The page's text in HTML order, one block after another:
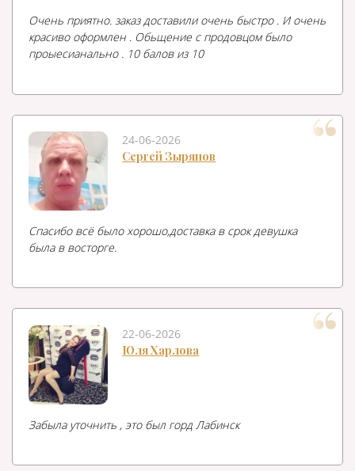
Очень приятно. заказ доставили очень быстро . И очень
красиво оформлен . Обьщение с продовцом было
проыесианально . 10 балов из 10
24-06-2026
Сергей Зырянов
Спасибо всё было хорошо,доставка в срок девушка
была в восторге.
22-06-2026
Юля Харлова
Забыла уточнить , это был горд Лабинск